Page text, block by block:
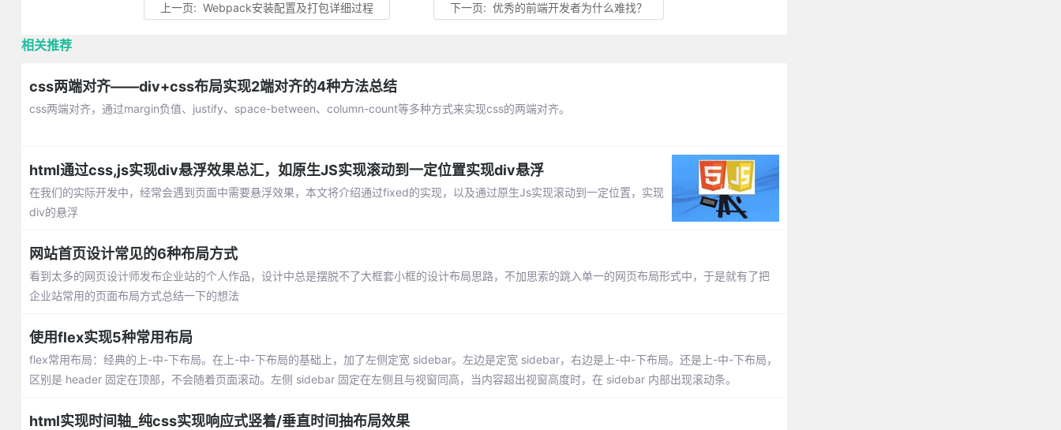
上一页:Webpack安装配置及打包详细过程 下一页:优秀的前端开发者为什么难找？
相关推荐
css两端对齐——div+css布局实现2端对齐的4种方法总结
css两端对齐，通过margin负值、justify、space-between、column-count等多种方式来实现css的两端对齐。
html通过css,js实现div悬浮效果总汇，如原生JS实现滚动到一定位置实现div悬浮
在我们的实际开发中，经常会遇到页面中需要悬浮效果，本文将介绍通过fixed的实现，以及通过原生Js实现滚动到一定位置，实现
div的悬浮
网站首页设计常见的6种布局方式
看到太多的网页设计师发布企业站的个人作品，设计中总是摆脱不了大框套小框的设计布局思路，不加思索的跳入单一的网页布局形式中，于是就有了把
企业站常用的页面布局方式总结一下的想法
使用flex实现5种常用布局
flex常用布局：经典的上-中-下布局。在上-中-下布局的基础上，加了左侧定宽 sidebar。左边是定宽 sidebar，右边是上-中-下布局。还是上-中-下布局，
区别是 header 固定在顶部，不会随着页面滚动。左侧 sidebar 固定在左侧且与视窗同高，当内容超出视窗高度时，在 sidebar 内部出现滚动条。
html实现时间轴_纯css实现响应式竖着/垂直时间抽布局效果